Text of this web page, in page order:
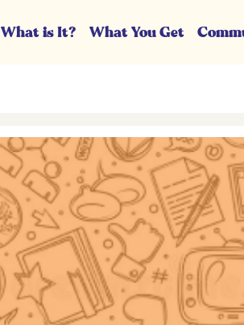
What is It? What You Get